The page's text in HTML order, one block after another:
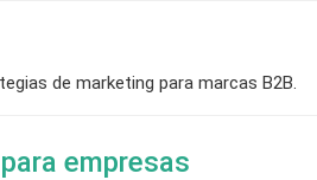
de marketing para marcas B2B.
empresas